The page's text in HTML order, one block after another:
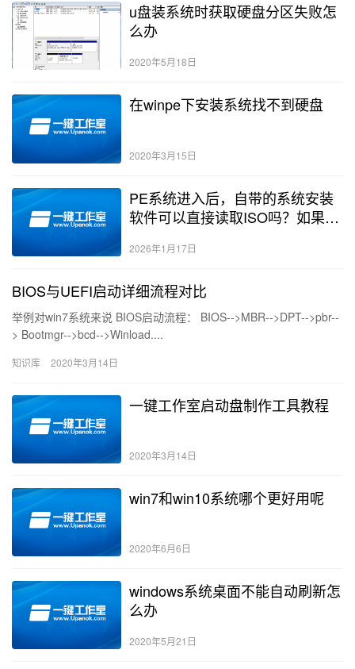
u盘装系统时获取硬盘分区失败怎
么办
2020年5月18日
在winpe下安装系统找不到硬盘
2020年3月15日
PE系统进入后，自带的系统安装
软件可以直接读取ISO吗？如果不
2026年1月17日
BIOS与UEFI启动详细流程对比
举例对win7系统来说 BIOS启动流程： BIOS-->MBR-->DPT-->pbr--
> Bootmgr-->bcd-->Winload....
知识库 2020年3月14日
一键工作室启动盘制作工具教程
2020年3月14日
win7和win10系统哪个更好用呢
2020年6月6日
windows系统桌面不能自动刷新怎
么办
2020年5月21日